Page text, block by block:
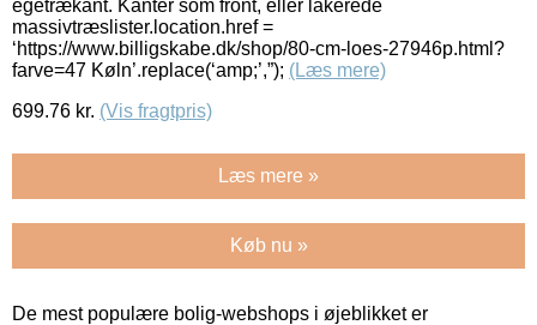
egetrækant. Kanter som front, eller lakerede
massivtræslister.location.href =
‘https://www.billigskabe.dk/shop/80-cm-loes-27946p.html?
farve=47 Køln’.replace(‘amp;’,”); (Læs mere)
699.76 kr. (Vis fragtpris)
Læs mere »
Køb nu »
De mest populære bolig-webshops i øjeblikket er